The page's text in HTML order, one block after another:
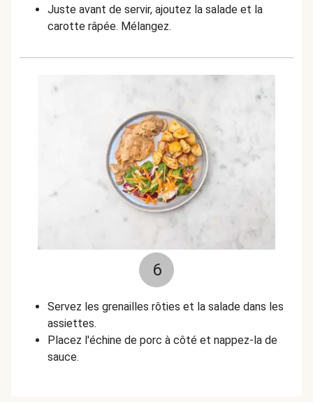
Juste avant de servir, ajoutez la salade et la
carotte râpée. Mélangez.
6
Servez les grenailles rôties et la salade dans les
assiettes.
Placez l'échine de porc à côté et nappez-la de
sauce.